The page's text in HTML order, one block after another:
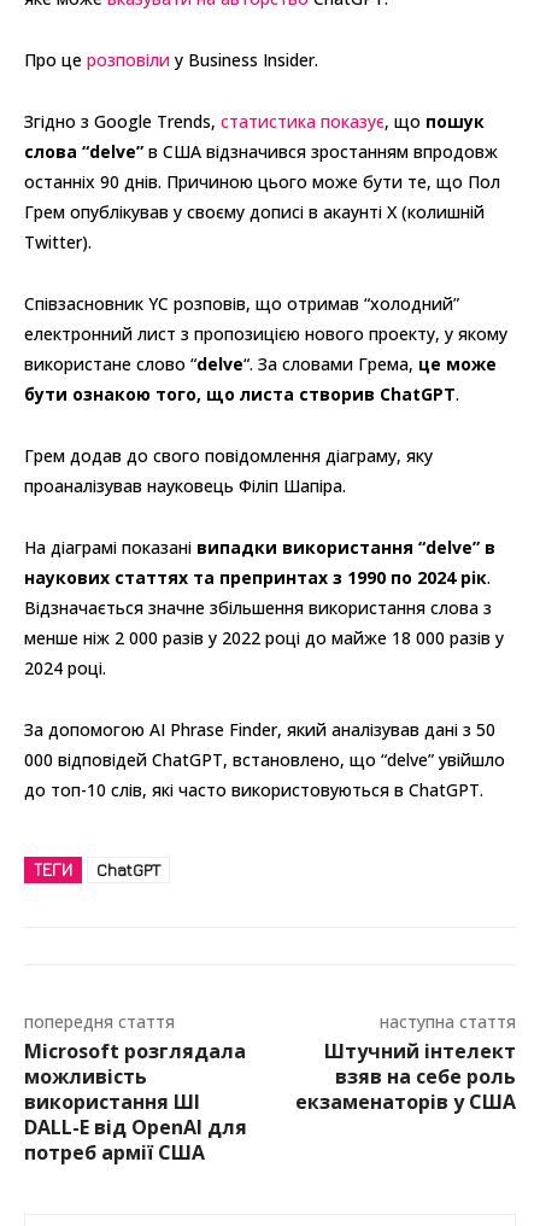
Про це розповіли у Business Insider.
Згідно з Google Trends, статистика показує, що пошук
слова “delve” в США відзначився зростанням впродовж
останніх 90 днів. Причиною цього може бути те, що Пол
Грем опублікував у своєму дописі в акаунті X (колишній
Twitter).
Співзасновник YC розповів, що отримав “холодний”
електронний лист з пропозицією нового проекту, у якому
використане слово “delve“. За словами Грема, це може
бути ознакою того, що листа створив ChatGPT.
Грем додав до свого повідомлення діаграму, яку
проаналізував науковець Філіп Шапіра.
На діаграмі показані випадки використання “delve” в
наукових статтях та препринтах з 1990 по 2024 рік.
Відзначається значне збільшення використання слова з
менше ніж 2 000 разів у 2022 році до майже 18 000 разів у
2024 році.
За допомогою AI Phrase Finder, який аналізував дані з 50
000 відповідей ChatGPT, встановлено, що “delve” увійшло
до топ-10 слів, які часто використовуються в ChatGPT.
ТЕГИ ChatGPT
попередня стаття
Microsoft розглядала
можливість
використання ШІ
DALL-E від OpenAI для
потреб армії США
наступна стаття
Штучний інтелект
взяв на себе роль
екзаменаторів у США